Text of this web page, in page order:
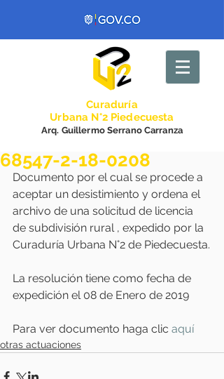
Curaduría
Urbana N°2 Piedecuesta
Arq. Guillermo Serrano Carranza
68547-2-18-0208
Documento por el cual se procede a
aceptar un desistimiento y ordena el
archivo de una solicitud de licencia
de subdivisión rural , expedido por la
Curaduría Urbana N°2 de Piedecuesta.
La resolución tiene como fecha de
expedición el 08 de Enero de 2019
Para ver documento haga clic aquí
otras actuaciones